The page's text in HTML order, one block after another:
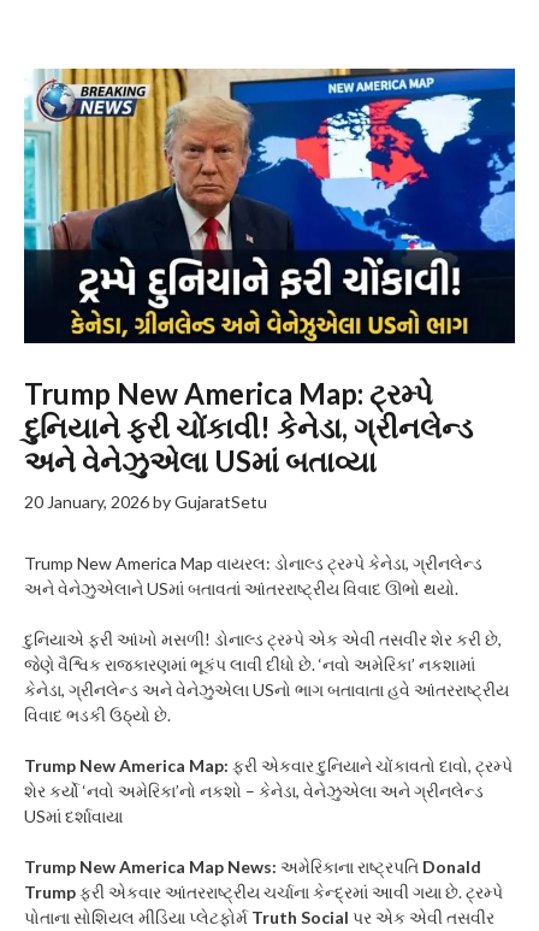
Trump New America Map: ટ્રમ્પે
દુનિયાને ફરી ચોંકાવી! કેનેડા, ગ્રીનલેન્ડ
અને વેનેઝુએલા USમાં બતાવ્યા
20 January, 2026byGujaratSetu
Trump New America Map વાયરલ: ડોનાલ્ડ ટ્રમ્પે કેનેડા, ગ્રીનલેન્ડ
અને વેનેઝુએલાને USમાં બતાવતાં આંતરરાષ્ટ્રીય વિવાદ ઊભો થયો.
દુનિયાએ ફરી આંખો મસળી! ડોનાલ્ડ ટ્રમ્પે એક એવી તસવીર શેર કરી છે,
જેણે વૈશ્વિક રાજકારણમાં ભૂકંપ લાવી દીધો છે. ‘નવો અમેરિકા’ નકશામાં
કેનેડા, ગ્રીનલેન્ડ અને વેનેઝુએલા USનો ભાગ બતાવાતા હવે આંતરરાષ્ટ્રીય
વિવાદ ભડકી ઉઠ્યો છે.
Trump New America Map: ફરી એકવાર દુનિયાને ચોંકાવતો દાવો, ટ્રમ્પે
શેર કર્યો ‘નવો અમેરિકા’નો નકશો – કેનેડા, વેનેઝુએલા અને ગ્રીનલેન્ડ
USમાં દર્શાવાયા
Trump New America Map News: અમેરિકાના રાષ્ટ્રપતિ Donald
Trumpફરી એકવાર આંતરરાષ્ટ્રીય ચર્ચાના કેન્દ્રમાં આવી ગયા છે. ટ્રમ્પે
પોતાના સોશિયલ મીડિયા પ્લેટફોર્મTruth Social પર એક એવી તસવીર